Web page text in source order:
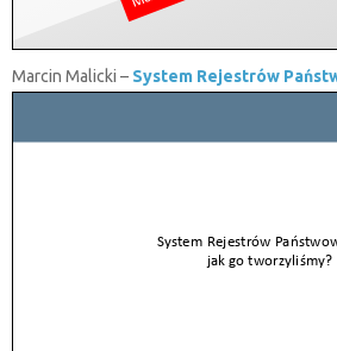
Marcin Malicki – System Rejestrów